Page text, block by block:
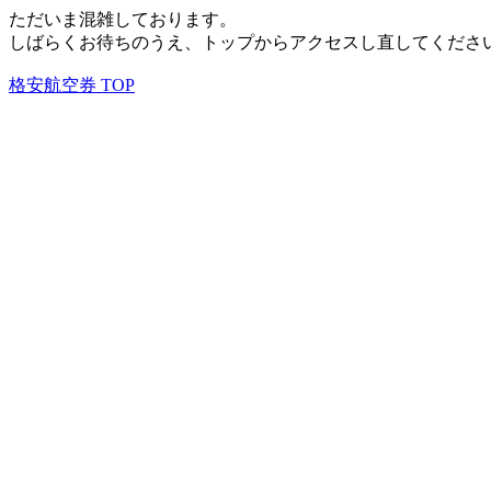
ただいま混雑しております。
しばらくお待ちのうえ、トップからアクセスし直してくださ
格安航空券 TOP